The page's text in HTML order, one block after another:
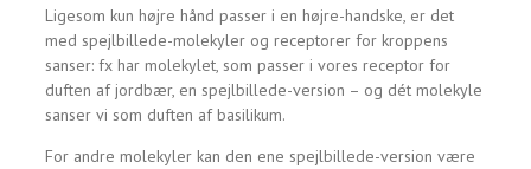
Ligesom kun højre hånd passer i en højre-handske, er det
med spejlbillede-molekyler og receptorer for kroppens
sanser: fx har molekylet, som passer i vores receptor for
duften af jordbær, en spejlbillede-version – og dét molekyle
sanser vi som duften af basilikum.
For andre molekyler kan den ene spejlbillede-version være